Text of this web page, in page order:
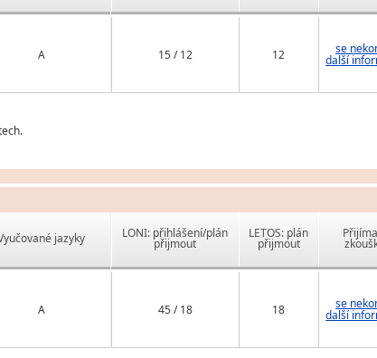
A 15 / 12 12 se
další
jazyky
A
LONI: přihlášení/plán
přijmout
LETOS: plán
přijmout
45 / 18 18 se
další